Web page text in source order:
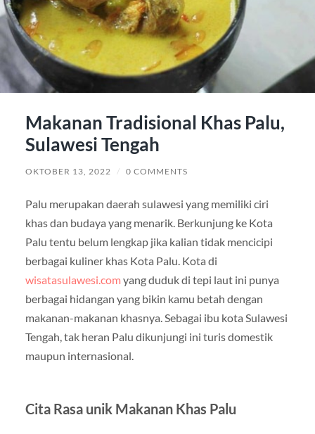
Makanan Tradisional Khas Palu,
Sulawesi Tengah
OKTOBER 13, 2022 / 0 COMMENTS
Palu merupakan daerah sulawesi yang memiliki ciri
khas dan budaya yang menarik. Berkunjung ke Kota
Palu tentu belum lengkap jika kalian tidak mencicipi
berbagai kuliner khas Kota Palu. Kota di
wisatasulawesi.com yang duduk di tepi laut ini punya
berbagai hidangan yang bikin kamu betah dengan
makanan-makanan khasnya. Sebagai ibu kota Sulawesi
Tengah, tak heran Palu dikunjungi ini turis domestik
maupun internasional.
Cita Rasa unik Makanan Khas Palu